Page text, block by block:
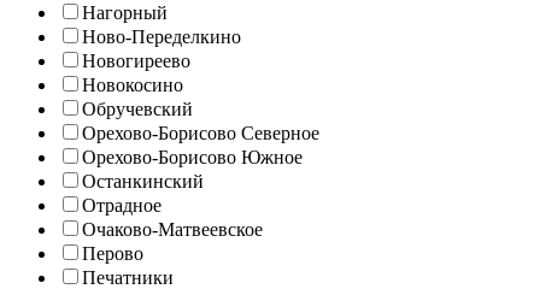
Нагорный
Ново-Переделкино
Новогиреево
Новокосино
Обручевский
Орехово-Борисово Северное
Орехово-Борисово Южное
Останкинский
Отрадное
Очаково-Матвеевское
Перово
Печатники